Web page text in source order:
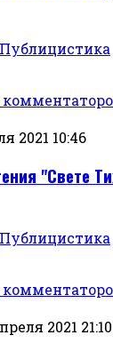
Публицистика
2021 10:46
"Свете
Публицистика
2021 21:10